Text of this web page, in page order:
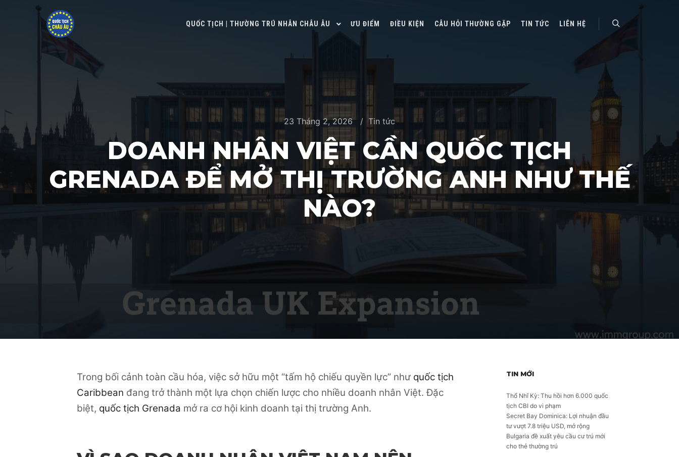
QUỐC TỊCH | THƯỜNG TRÚ NHÂN CHÂU ÂU ƯU ĐIỂM ĐIỀU KIỆN CÂU HỎI THƯỜNG GẶP TIN TỨC LIÊN HỆ
23 Tháng 2, 2026 Tin tức
DOANH NHÂN VIỆT CẦN QUỐC TỊCH
GRENADA ĐỂ MỞ THỊ TRƯỜNG ANH NHƯ THẾ
NÀO?
Trong bối cảnh toàn cầu hóa, việc sở hữu một “tấm hộ chiếu quyền lực” như quốc tịch
Caribbean đang trở thành một lựa chọn chiến lược cho nhiều doanh nhân Việt. Đặc
biệt, quốc tịch Grenada mở ra cơ hội kinh doanh tại thị trường Anh.
TIN MỚI
Thổ Nhĩ Kỳ: Thu hồi hơn 6.000 quốc
tịch CBI do vi phạm
Secret Bay Dominica: Lợi nhuận đầu
tư vượt 7.8 triệu USD, mở rộng
Bulgaria đề xuất yêu cầu cư trú mới
cho thẻ thường trú